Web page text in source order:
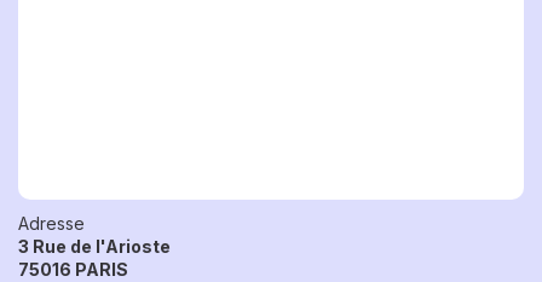
Adresse
3 Rue de l'Arioste
75016 PARIS